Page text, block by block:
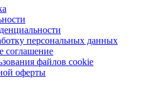
персональных данных
соглашение
файлов cookie
оферты